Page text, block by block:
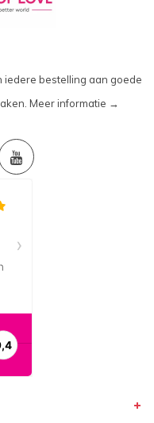
iedere bestelling aan goede
Meer informatie →